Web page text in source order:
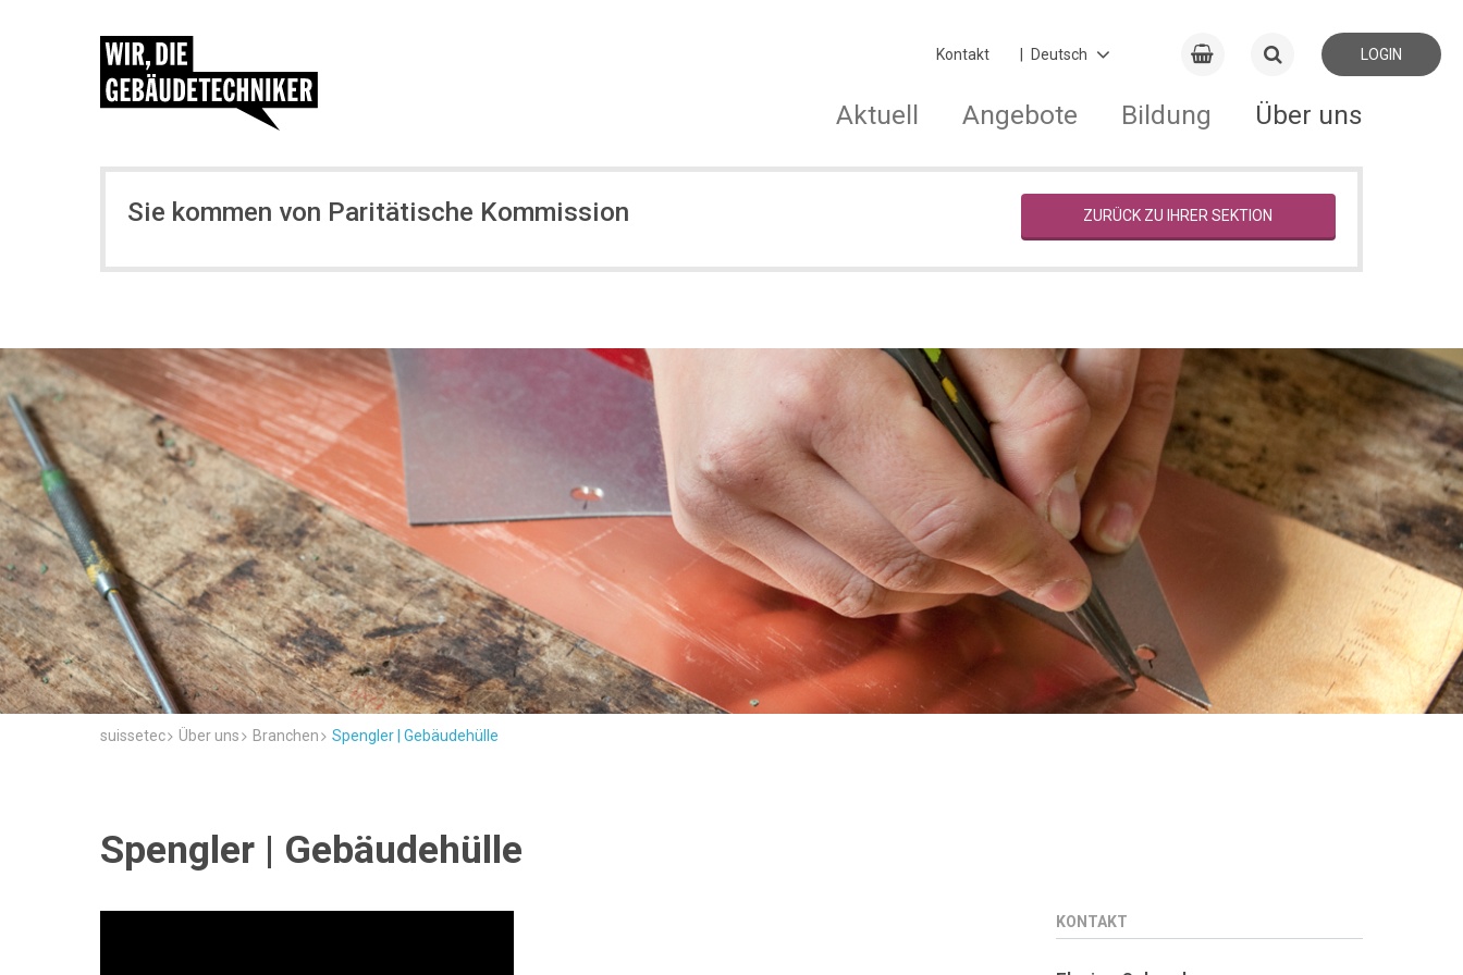
Kontakt LOGIN
Aktuell Angebote Bildung Über uns
Sie kommen von Paritätische Kommission ZURÜCK ZU IHRER SEKTION
suissetec Über uns Branchen Spengler | Gebäudehülle
Spengler | Gebäudehülle
KONTAKT